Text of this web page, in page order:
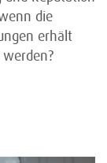
die
erhält